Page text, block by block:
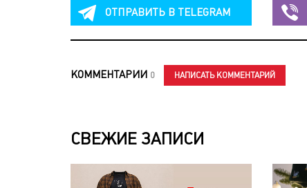
ОТПРАВИТЬ В TELEGRAM
КОММЕНТАРИИ 0 НАПИСАТЬ КОММЕНТАРИЙ
СВЕЖИЕ ЗАПИСИ